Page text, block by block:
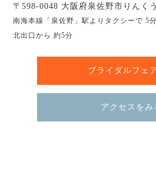
〒598-0048 大阪府泉佐野市りんく
南海本線「泉佐野」駅よりタクシーで 5
北出口から 約5分
ブライダルフェ
アクセスをみ